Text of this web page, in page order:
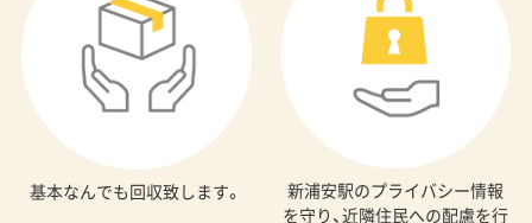
基本なんでも回収致します。
新浦安駅のプライバシー情報
を守り、近隣住民への配慮を行